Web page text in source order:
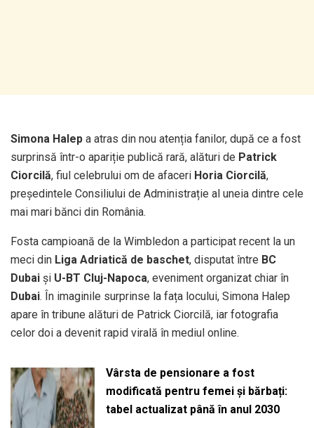
Simona Halep a atras din nou atenția fanilor, după ce a fost
surprinsă într-o apariție publică rară, alături de Patrick
Ciorcilă, fiul celebrului om de afaceri Horia Ciorcilă,
președintele Consiliului de Administrație al uneia dintre cele
mai mari bănci din România.
Fosta campioană de la Wimbledon a participat recent la un
meci din Liga Adriatică de baschet, disputat între BC
Dubai și U-BT Cluj-Napoca, eveniment organizat chiar în
Dubai. În imaginile surprinse la fața locului, Simona Halep
apare în tribune alături de Patrick Ciorcilă, iar fotografia
celor doi a devenit rapid virală în mediul online.
Vârsta de pensionare a fost
modificată pentru femei și bărbați:
tabel actualizat până în anul 2030